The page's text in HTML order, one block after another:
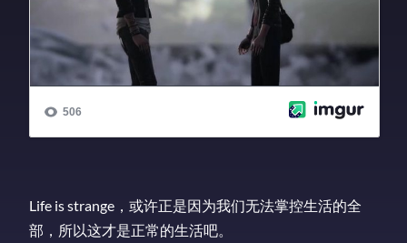
Life is strange，或许正是因为我们无法掌控生活的全
部，所以这才是正常的生活吧。